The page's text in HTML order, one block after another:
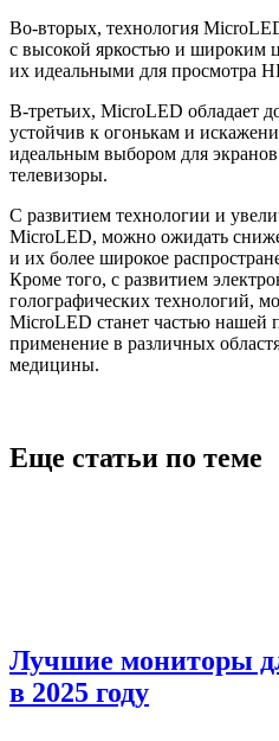
Во-вторых, технология
с высокой яркостью и широким
их идеальными для просмотра
В-третьих, MicroLED обладает
устойчив к огонькам и
идеальным выбором для
телевизоры.
С развитием технологии и
MicroLED, можно ожидать
и их более широкое
Кроме того, с развитием
голографических технологий,
MicroLED станет частью нашей
применение в различных
медицины.
Еще статьи по теме
Лучшие мониторы
в 2025 году